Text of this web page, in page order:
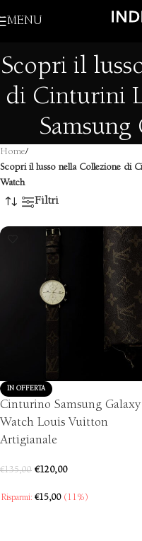
Skip to navigation
MENU
Scopri il
di Cinturini
Samsung
Home/
Scopri il lusso nella Collezione di
Watch
Filtri
IN OFFERTA
Cinturino Samsung Galaxy
Watch Louis Vuitton
Artigianale
€135,00 €120,00
Risparmi: €15,00 (11%)